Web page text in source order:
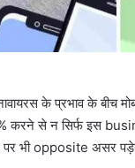
के प्रभाव के बीच
करने से न सिर्फ इस
पर भी opposite असर